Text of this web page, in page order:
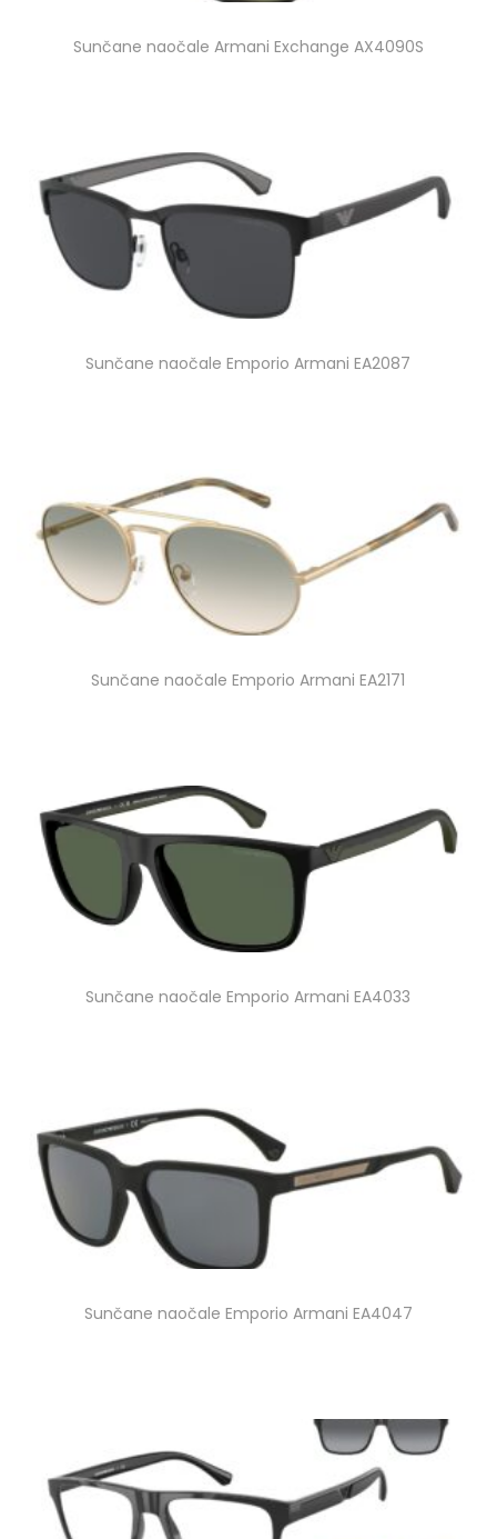
Sunčane naočale Armani Exchange AX4090S
Sunčane naočale Emporio Armani EA2087
Sunčane naočale Emporio Armani EA2171
Sunčane naočale Emporio Armani EA4033
Sunčane naočale Emporio Armani EA4047